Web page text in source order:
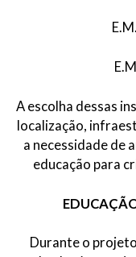
A escolha dessas
localização,
a necessidade de
educação para
Durante o